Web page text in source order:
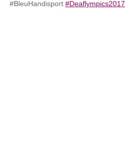
#BleuHandisport #Deaflympics2017